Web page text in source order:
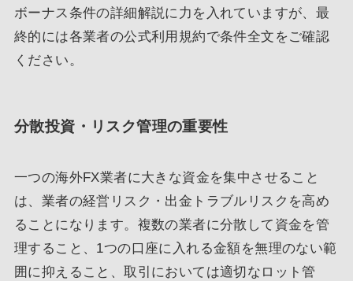
ボーナス条件の詳細解説に力を入れていますが、最
終的には各業者の公式利用規約で条件全文をご確認
ください。
分散投資・リスク管理の重要性
一つの海外FX業者に大きな資金を集中させること
は、業者の経営リスク・出金トラブルリスクを高め
ることになります。複数の業者に分散して資金を管
理すること、1つの口座に入れる金額を無理のない範
囲に抑えること、取引においては適切なロット管